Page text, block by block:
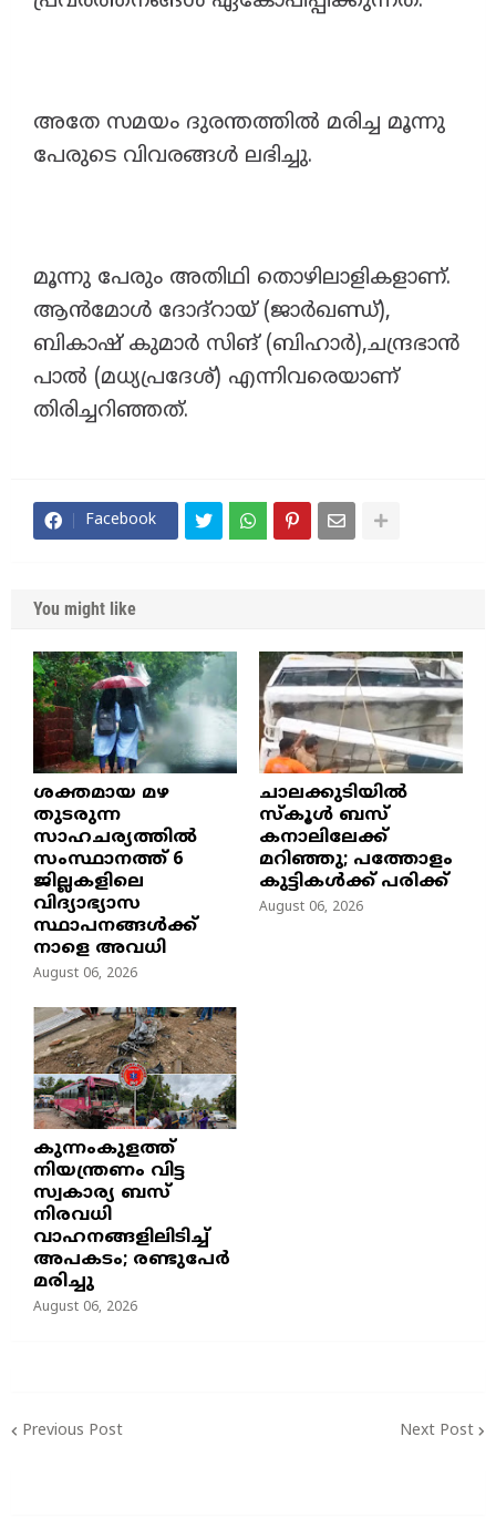
അതേ സമയം ദുരന്തത്തിൽ മരിച്ച മൂന്നു
പേരുടെ വിവരങ്ങൾ ലഭിച്ചു.
മൂന്നു പേരും അതിഥി തൊഴിലാളികളാണ്.
ആൻമോൾ ദോദ്റായ് (ജാർഖണ്ഡ്),
ബികാഷ് കുമാർ സിങ് (ബിഹാർ),ചന്ദ്രഭാൻ
പാൽ (മധ്യപ്രദേശ്) എന്നിവരെയാണ്
തിരിച്ചറിഞ്ഞത്.
Facebook
You might like
ശക്തമായ മഴ
തുടരുന്ന
സാഹചര്യത്തിൽ
സംസ്ഥാനത്ത് 6
ജില്ലകളിലെ
വിദ്യാഭ്യാസ
സ്ഥാപനങ്ങൾക്ക്
നാളെ അവധി
August 06, 2026
ചാലക്കുടിയിൽ
സ്കൂൾ ബസ്
കനാലിലേക്ക്
മറിഞ്ഞു; പത്തോളം
കുട്ടികൾക്ക് പരിക്ക്
August 06, 2026
കുന്നംകുളത്ത്
നിയന്ത്രണം വിട്ട
സ്വകാര്യ ബസ്
നിരവധി
വാഹനങ്ങളിലിടിച്ച്
അപകടം; രണ്ടുപേർ
മരിച്ചു
August 06, 2026
Previous Post Next Post